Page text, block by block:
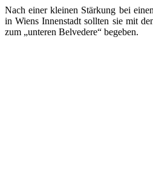
Nach einer kleinen Stärkung bei
in Wiens Innenstadt sollten sie mit
zum „unteren Belvedere“ begeben.